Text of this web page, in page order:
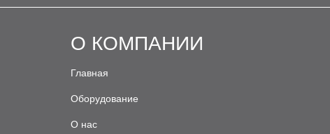
О КОМПАНИИ
Главная
Оборудование
О нас